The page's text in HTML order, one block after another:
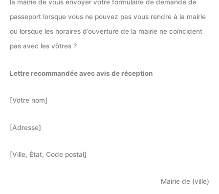
la mairie de vous envoyer votre formulaire de demande de
passeport lorsque vous ne pouvez pas vous rendre à la mairie
ou lorsque les horaires d’ouverture de la mairie ne coïncident
pas avec les vôtres ?
Lettre recommandée avec avis de réception
[Votre nom]
[Adresse]
[Ville, État, Code postal]
Mairie de (ville)